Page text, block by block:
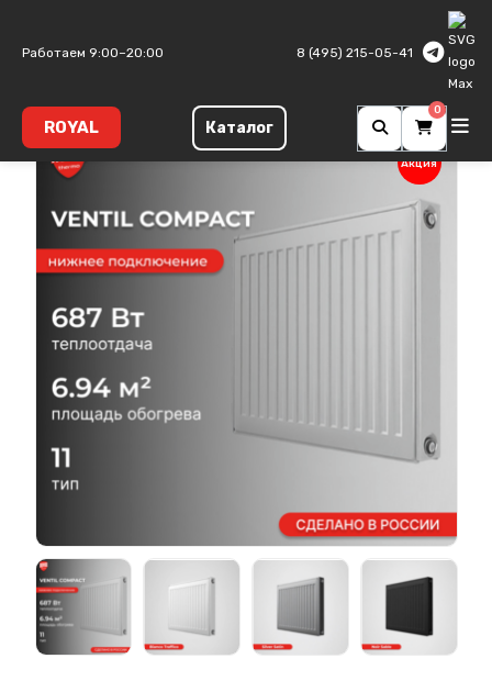
Работаем 9:00–20:00 8 (495) 215-05-41
ROYAL Каталог
0
Тип 11
Акция